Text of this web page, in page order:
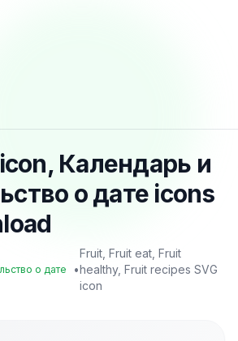
Календарь и
о дате icons
о дате •
Fruit, Fruit eat, Fruit
healthy, Fruit recipes SVG
icon